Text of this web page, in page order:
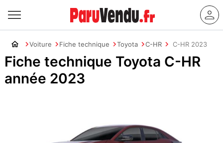
Voiture Fiche technique Toyota C-HR C-HR 2023
Fiche technique Toyota C-HR
année 2023